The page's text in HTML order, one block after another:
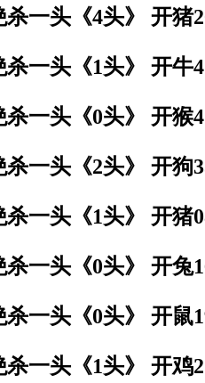
一头《4头》 开猪
一头《1头》 开牛
一头《0头》 开猴
一头《2头》 开狗
一头《1头》 开猪
一头《0头》 开兔
一头《0头》 开鼠
一头《1头》 开鸡